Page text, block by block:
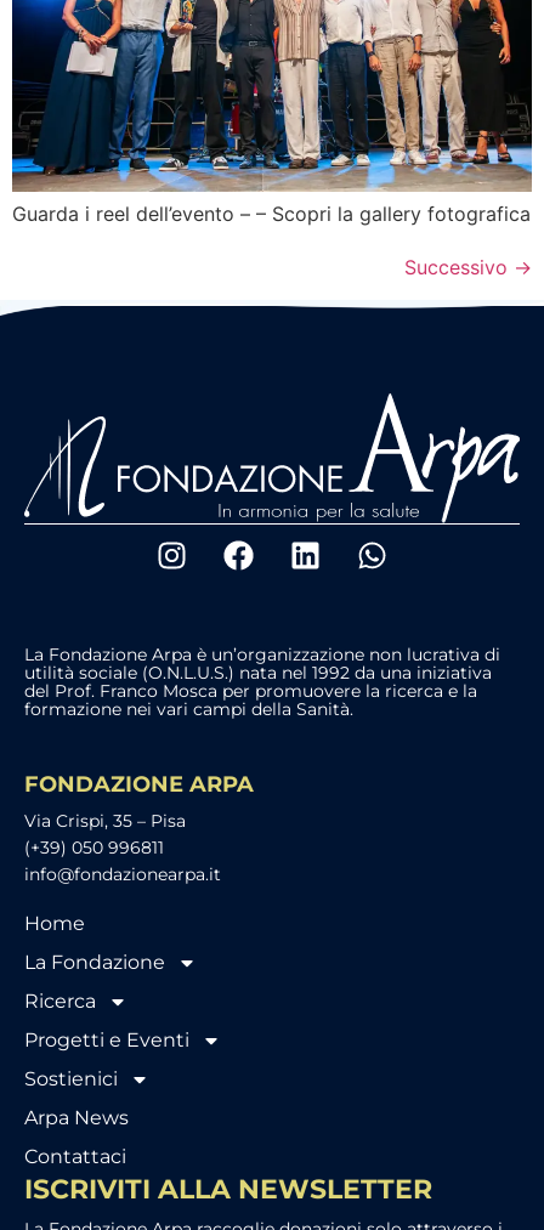
Guarda i reel dell’evento – – Scopri la gallery fotografica
Successivo →
La Fondazione Arpa è un’organizzazione non lucrativa di
utilità sociale (O.N.L.U.S.) nata nel 1992 da una iniziativa
del Prof. Franco Mosca per promuovere la ricerca e la
formazione nei vari campi della Sanità.
FONDAZIONE ARPA
Via Crispi, 35 – Pisa
(+39) 050 996811
info@fondazionearpa.it
Home
La Fondazione
Ricerca
Progetti e Eventi
Sostienici
Arpa News
Contattaci
ISCRIVITI ALLA NEWSLETTER